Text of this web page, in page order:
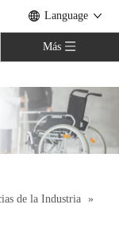
Language
Más
de la Industria »